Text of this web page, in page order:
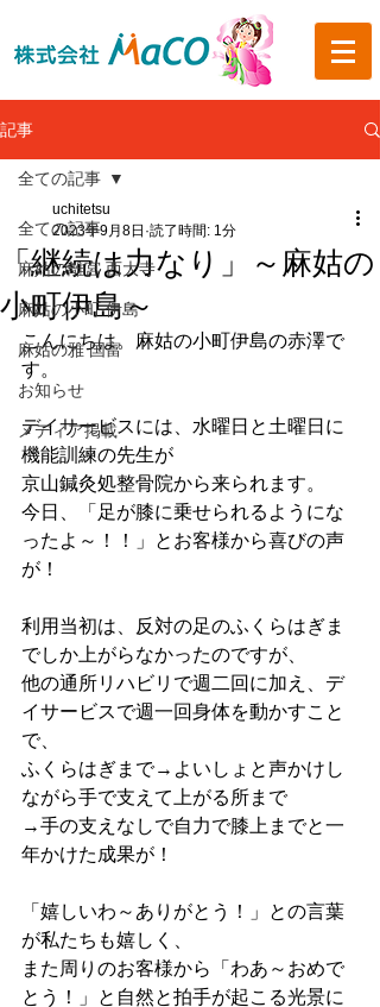
記事
全ての記事
麻姑の離宮 西大寺
麻姑の小町 伊島
麻姑の雅 国富
お知らせ
メディア掲載
全ての記事
「継続は力なり」～麻姑の
小町伊島～
uchitetsu
2023年9月8日 読了時間: 1分
こんにちは。麻姑の小町伊島の赤澤で
す。
デイサービスには、水曜日と土曜日に
機能訓練の先生が
京山鍼灸処整骨院から来られます。
今日、「足が膝に乗せられるようにな
ったよ～！！」とお客様から喜びの声
が！
利用当初は、反対の足のふくらはぎま
でしか上がらなかったのですが、
他の通所リハビリで週二回に加え、デ
イサービスで週一回身体を動かすこと
で、
ふくらはぎまで→よいしょと声かけし
ながら手で支えて上がる所まで
→手の支えなしで自力で膝上までと一
年かけた成果が！
「嬉しいわ～ありがとう！」との言葉
が私たちも嬉しく、
また周りのお客様から「わあ～おめで
とう！」と自然と拍手が起こる光景に